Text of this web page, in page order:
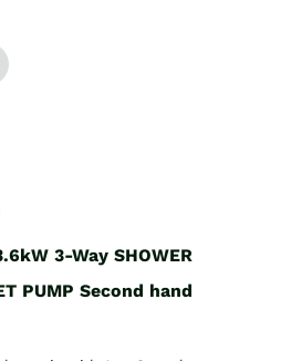
3-Way SHOWER
PUMP Second hand